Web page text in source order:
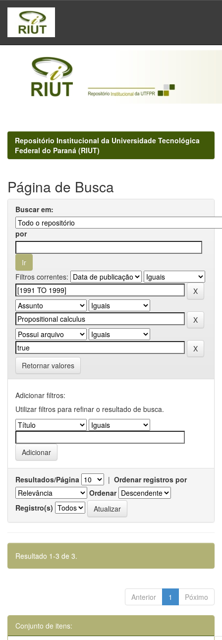
Skip
navigation
Repositório Institucional da Universidade Tecnológica
Federal do Paraná (RIUT)
Página de Busca
Buscar em:
por
Filtros correntes:
Retornar valores
Adicionar filtros:
Utilizar filtros para refinar o resultado de busca.
Resultados/Página | Ordenar registros por
Ordenar
Registro(s)
Resultado 1-3 de 3.
Anterior 1 Póximo
Conjunto de itens: